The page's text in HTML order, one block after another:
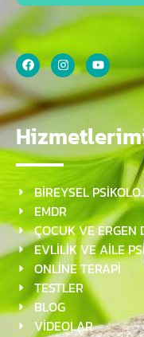
BİREYSEL
EMDR
ÇOCUK VE ERGEN
EVLİLİK VE AİLE
ONLİNE TERAPİ
TESTLER
BLOG
VİDEOLAR